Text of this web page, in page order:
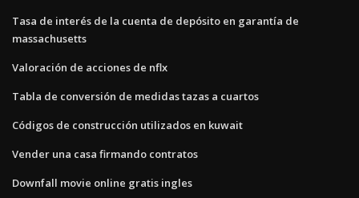
Tasa de interés de la cuenta de depósito en garantía de
massachusetts
Valoración de acciones de nflx
Tabla de conversión de medidas tazas a cuartos
Códigos de construcción utilizados en kuwait
Vender una casa firmando contratos
Downfall movie online gratis ingles